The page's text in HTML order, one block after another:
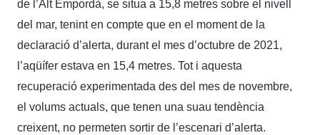
de l’Alt Empordà, se situa a 15,8 metres sobre el nivell
del mar, tenint en compte que en el moment de la
declaració d’alerta, durant el mes d’octubre de 2021,
l’aqüífer estava en 15,4 metres. Tot i aquesta
recuperació experimentada des del mes de novembre,
el volums actuals, que tenen una suau tendència
creixent, no permeten sortir de l’escenari d’alerta.